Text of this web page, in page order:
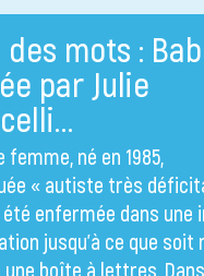
des mots :
par Julie
femme, né en 1985,
« autiste très
enfermée dans une
jusqu’à ce que soit
boîte à lettres. Dans